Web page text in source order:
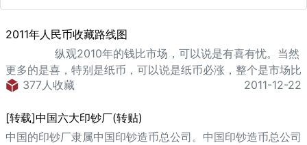
2011年人民币收藏路线图
纵观2010年的钱比市场，可以说是有喜有忧。当然
更多的是喜，特别是纸币，可以说是纸币必涨，整个是市场比
07年的股市有过而无不及。但是我们也同时看到
藏市场的忧虑之处，为钱币市场的长期繁荣带来了一定的障
碍，放眼2011我们该
377人收藏 2011-12-22
[转载]中国六大印钞厂(转贴)
中国的印钞厂隶属中国印钞造币总公司。中国印钞造币总公司